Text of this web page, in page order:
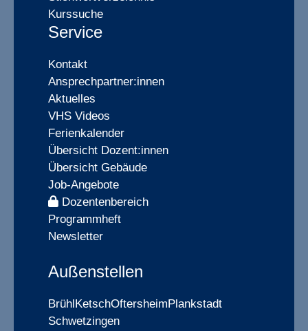
Kurssuche
Service
Kontakt
Ansprechpartner:innen
Aktuelles
VHS Videos
Ferienkalender
Übersicht Dozent:innen
Übersicht Gebäude
Job-Angebote
Dozentenbereich
Programmheft
Newsletter
Außenstellen
BrühlKetschOftersheimPlankstadt
Schwetzingen